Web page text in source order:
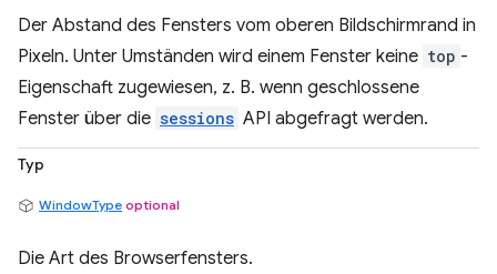
Der Abstand des Fensters vom oberen Bildschirmrand in
Pixeln. Unter Umständen wird einem Fenster keine top -
Eigenschaft zugewiesen, z. B. wenn geschlossene
Fenster über die sessions API abgefragt werden.
Typ
WindowType optional
Die Art des Browserfensters.